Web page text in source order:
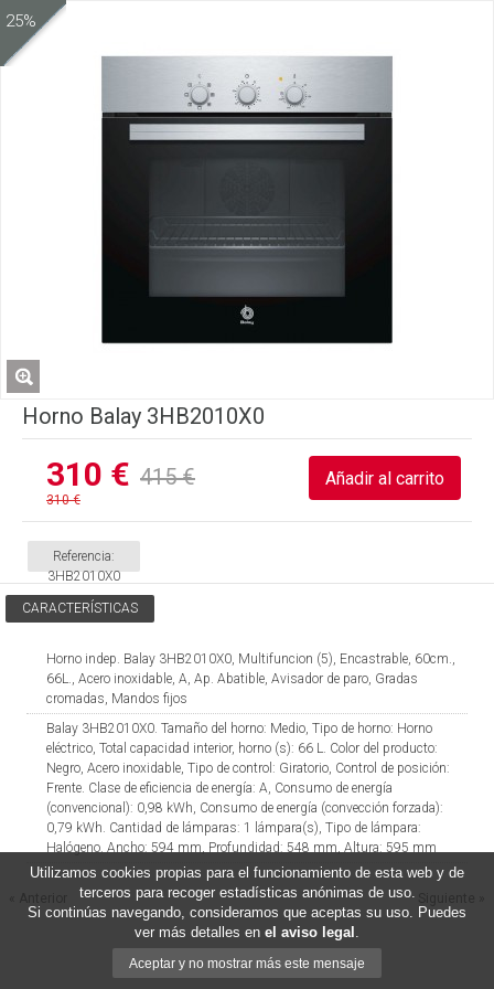
25%
Horno Balay 3HB2010X0
310 € 415 €
310 €
Referencia:
3HB2010X0
CARACTERÍSTICAS
Horno indep. Balay 3HB2010X0, Multifuncion (5), Encastrable, 60cm.,
66L., Acero inoxidable, A, Ap. Abatible, Avisador de paro, Gradas
cromadas, Mandos fijos
Balay 3HB2010X0. Tamaño del horno: Medio, Tipo de horno: Horno
eléctrico, Total capacidad interior, horno (s): 66 L. Color del producto:
Negro, Acero inoxidable, Tipo de control: Giratorio, Control de posición:
Frente. Clase de eficiencia de energía: A, Consumo de energía
(convencional): 0,98 kWh, Consumo de energía (convección forzada):
0,79 kWh. Cantidad de lámparas: 1 lámpara(s), Tipo de lámpara:
Halógeno. Ancho: 594 mm, Profundidad: 548 mm, Altura: 595 mm
Utilizamos cookies propias para el funcionamiento de esta web y de
terceros para recoger estadísticas anónimas de uso.
Si continúas navegando, consideramos que aceptas su uso. Puedes
ver más detalles en el aviso legal .